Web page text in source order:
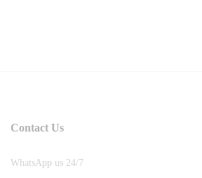
Contact Us
WhatsApp us 24/7